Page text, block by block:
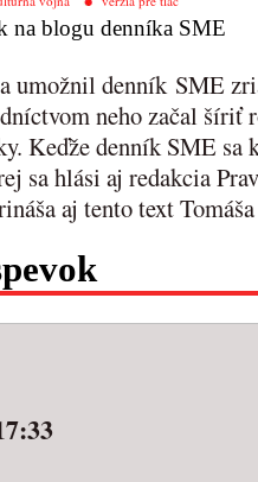
na blogu denníka SME
umožnil denník SME
neho začal šíriť
Keďže denník SME
sa hlási aj redakcia
aj tento text